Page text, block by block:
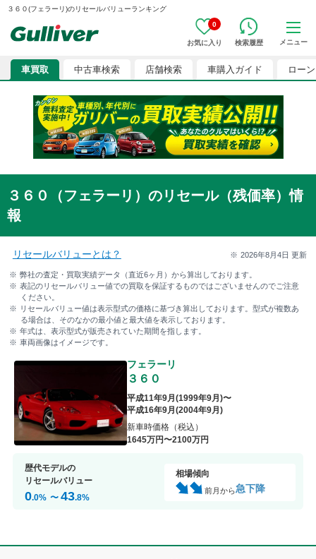
３６０(フェラーリ)のリセールバリューランキング
0
お気に入り 検索履歴 メニュー
車買取 中古車検索 店舗検索 車購入ガイド ローン
３６０（フェラーリ）のリセール（残価率）情
報
リセールバリューとは？ 2026年8月4日 更新
弊社の査定・買取実績データ（直近6ヶ月）から算出しております。
表記のリセールバリュー値での買取を保証するものではございませんのでご注意
ください。
リセールバリュー値は表示型式の価格に基づき算出しております。型式が複数あ
る場合は、そのなかの最小値と最大値を表示しております。
年式は、表示型式が販売されていた期間を指します。
車両画像はイメージです。
フェラーリ
３６０
平成11年9月 (1999年9月 )〜
平成16年9月 (2004年9月 )
新車時価格（税込）
1645万円〜2100万円
歴代モデルの
リセールバリュー
0.0% 〜 43.8%
相場傾向
前月から急下降